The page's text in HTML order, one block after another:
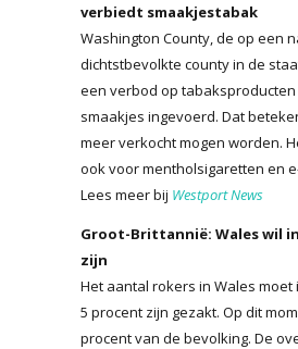
verbiedt smaakjestabak
Washington County, de op een
dichtstbevolkte county in de
een verbod op
smaakjes ingevoerd. Dat
meer verkocht mogen worden.
ook voor mentholsigaretten en
Lees meer bij Westport News
Groot-Brittannië: Wales wil
zijn
Het aantal rokers in Wales moet
5 procent zijn gezakt. Op dit
procent van de bevolking. De